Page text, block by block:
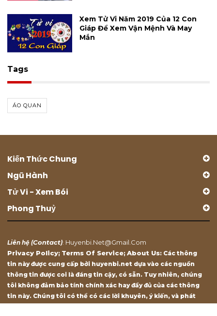
Xem Tử Vi Năm 2019 Của 12 Con
Giáp Để Xem Vận Mệnh Và May
Mắn
Tags
ÁO QUAN
Kiến Thức Chung
Ngũ Hành
Tử Vi - Xem Bói
Phong Thuỷ
Liên hệ (Contact): Huyenbi.net@gmail.com
Privacy Policy; Terms Of Service; About Us: Các thông
tin này được cung cấp bởi huyenbi.net dựa vào các nguồn
thông tin được coi là đáng tin cậy, có sẵn. Tuy nhiên, chúng
tôi không đảm bảo tính chính xác hay đầy đủ của các thông
tin này. Chúng tôi có thể có các lời khuyên, ý kiến, và phát